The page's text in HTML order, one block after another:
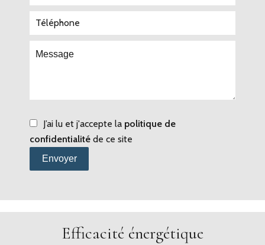
J’ai lu et j'accepte la politique de
confidentialité de ce site
Envoyer
Efficacité énergétique